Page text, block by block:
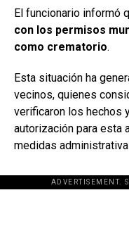
El funcionario informó
con los permisos
como crematorio.
Esta situación ha
vecinos, quienes
verificaron los hechos
autorización para esta
medidas
ADVERTISEMENT.